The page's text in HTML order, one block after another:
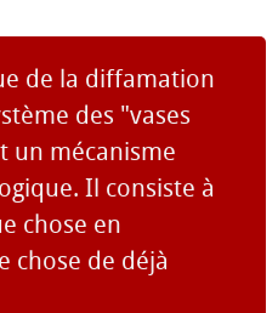
de la diffamation
des "vases
un mécanisme
Il consiste à
chose en
chose de déjà